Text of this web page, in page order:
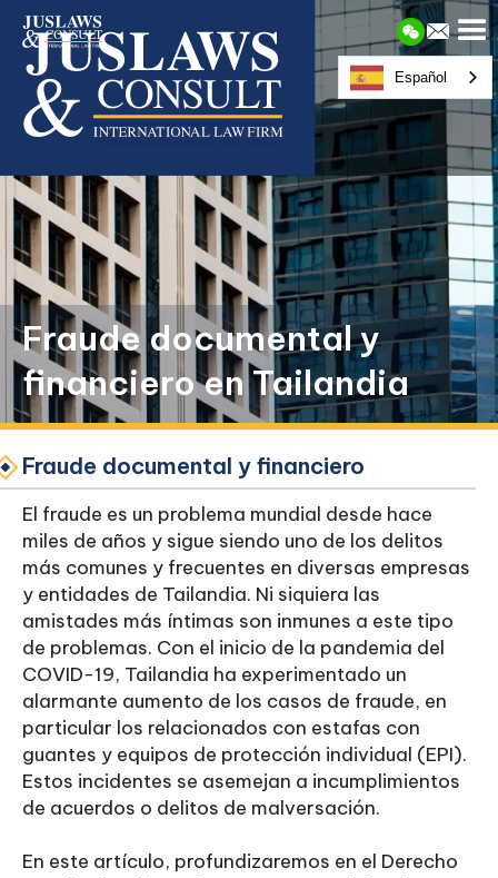
Fraude documental y
financiero en Tailandia
Fraude documental y financiero
El fraude es un problema mundial desde hace
miles de años y sigue siendo uno de los delitos
más comunes y frecuentes en diversas empresas
y entidades de Tailandia. Ni siquiera las
amistades más íntimas son inmunes a este tipo
de problemas. Con el inicio de la pandemia del
COVID-19, Tailandia ha experimentado un
alarmante aumento de los casos de fraude, en
particular los relacionados con estafas con
guantes y equipos de protección individual (EPI).
Estos incidentes se asemejan a incumplimientos
de acuerdos o delitos de malversación.
En este artículo, profundizaremos en el Derecho
Español